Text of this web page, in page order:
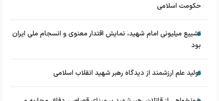
حکومت اسلامی
تشییع میلیونی امام شهید، نمایش اقتدار معنوی و انسجام ملی ایران
بود
تولید علم ارزشمند از دیدگاه رهبر شهید انقلاب اسلامی